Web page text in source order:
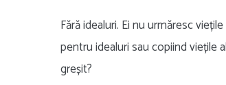
Fără idealuri. Ei nu urmăresc
pentru idealuri sau copiind viețile
greșit?